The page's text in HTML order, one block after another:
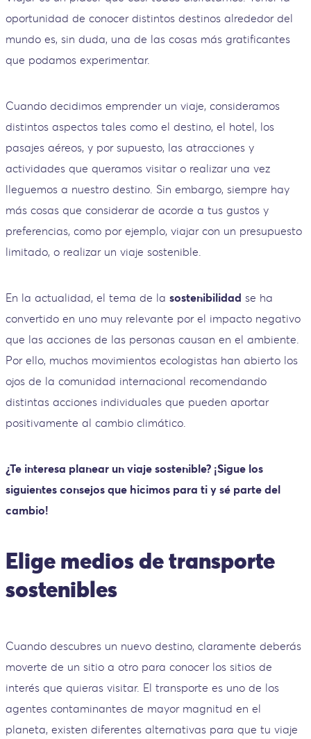
oportunidad de conocer distintos destinos alrededor del
mundo es, sin duda, una de las cosas más gratificantes
que podamos experimentar.
Cuando decidimos emprender un viaje, consideramos
distintos aspectos tales como el destino, el hotel, los
pasajes aéreos, y por supuesto, las atracciones y
actividades que queramos visitar o realizar una vez
lleguemos a nuestro destino. Sin embargo, siempre hay
más cosas que considerar de acorde a tus gustos y
preferencias, como por ejemplo, viajar con un presupuesto
limitado, o realizar un viaje sostenible.
En la actualidad, el tema de la sostenibilidad se ha
convertido en uno muy relevante por el impacto negativo
que las acciones de las personas causan en el ambiente.
Por ello, muchos movimientos ecologistas han abierto los
ojos de la comunidad internacional recomendando
distintas acciones individuales que pueden aportar
positivamente al cambio climático.
¿Te interesa planear un viaje sostenible? ¡Sigue los
siguientes consejos que hicimos para ti y sé parte del
cambio!
Elige medios de transporte
sostenibles
Cuando descubres un nuevo destino, claramente deberás
moverte de un sitio a otro para conocer los sitios de
interés que quieras visitar. El transporte es uno de los
agentes contaminantes de mayor magnitud en el
planeta, existen diferentes alternativas para que tu viaje